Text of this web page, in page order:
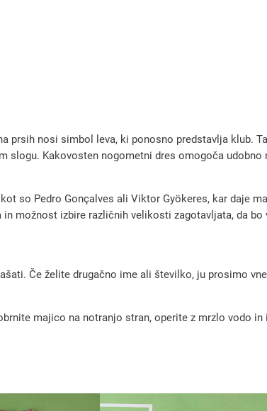
prsih nosi simbol leva, ki ponosno predstavlja klub.
slogu. Kakovosten nogometni dres omogoča
so Pedro Gonçalves ali Viktor Gyökeres, kar daje
možnost izbire različnih velikosti zagotavljata, da
Če želite drugačno ime ali številko, ju prosimo
majico na notranjo stran, operite z mrzlo vodo in